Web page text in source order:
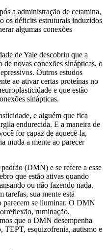
a administração de cetamina,
os déficits estruturais induzidos
algumas conexões
de Yale descobriu que a
de novas conexões sinápticas, o
Outros estudos
ao ativar certas proteínas no
e que estão
sinápticas.
e alguém que fica
endurecida. E a maneira de
for capaz de aquecê-la,
muda a mente ao parecer
(DMN) e se refere a esse
que estão ativas quando
ou não fazendo nada.
tarefas, sua mente está
parecem se iluminar. O DMN
ruminação,
que o DMN desempenha
TEPT, esquizofrenia, autismo e